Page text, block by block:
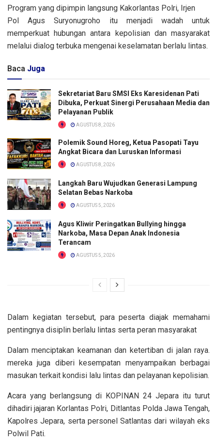
Program yang dipimpin langsung Kakorlantas Polri, Irjen
Pol Agus Suryonugroho itu menjadi wadah untuk
memperkuat hubungan antara kepolisian dan masyarakat
melalui dialog terbuka mengenai keselamatan berlalu lintas.
Baca Juga
Sekretariat Baru SMSI Eks Karesidenan Pati
Dibuka, Perkuat Sinergi Perusahaan Media dan
Pelayanan Publik
AGUSTUS 8, 2026
Polemik Sound Horeg, Ketua Pasopati Tayu
Angkat Bicara dan Luruskan Informasi
AGUSTUS 8, 2026
Langkah Baru Wujudkan Generasi Lampung
Selatan Bebas Narkoba
AGUSTUS 5, 2026
Agus Kliwir Peringatkan Bullying hingga
Narkoba, Masa Depan Anak Indonesia
Terancam
AGUSTUS 5, 2026
Dalam kegiatan tersebut, para peserta diajak memahami
pentingnya disiplin berlalu lintas serta peran masyarakat
Dalam menciptakan keamanan dan ketertiban di jalan raya.
mereka juga diberi kesempatan menyampaikan berbagai
masukan terkait kondisi lalu lintas dan pelayanan kepolisian.
Acara yang berlangsung di KOPINAN 24 Jepara itu turut
dihadiri jajaran Korlantas Polri, Ditlantas Polda Jawa Tengah,
Kapolres Jepara, serta personel Satlantas dari wilayah eks
Polwil Pati.